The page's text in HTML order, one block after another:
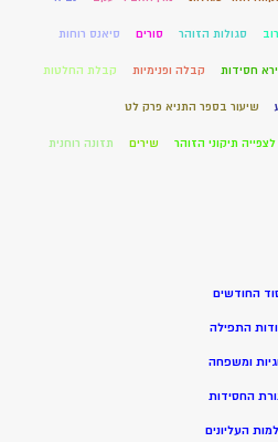
סגולות הזוהר סורים סיאנס רוחות
חסידות קבלה ופנימיות קבלת החלטות
שיעור בספר התניא פרק לט
תיקוני הזוהר שירים תזונה רוחנית
החודשים
התפילה
ומשפחה
החסידות
העליונים